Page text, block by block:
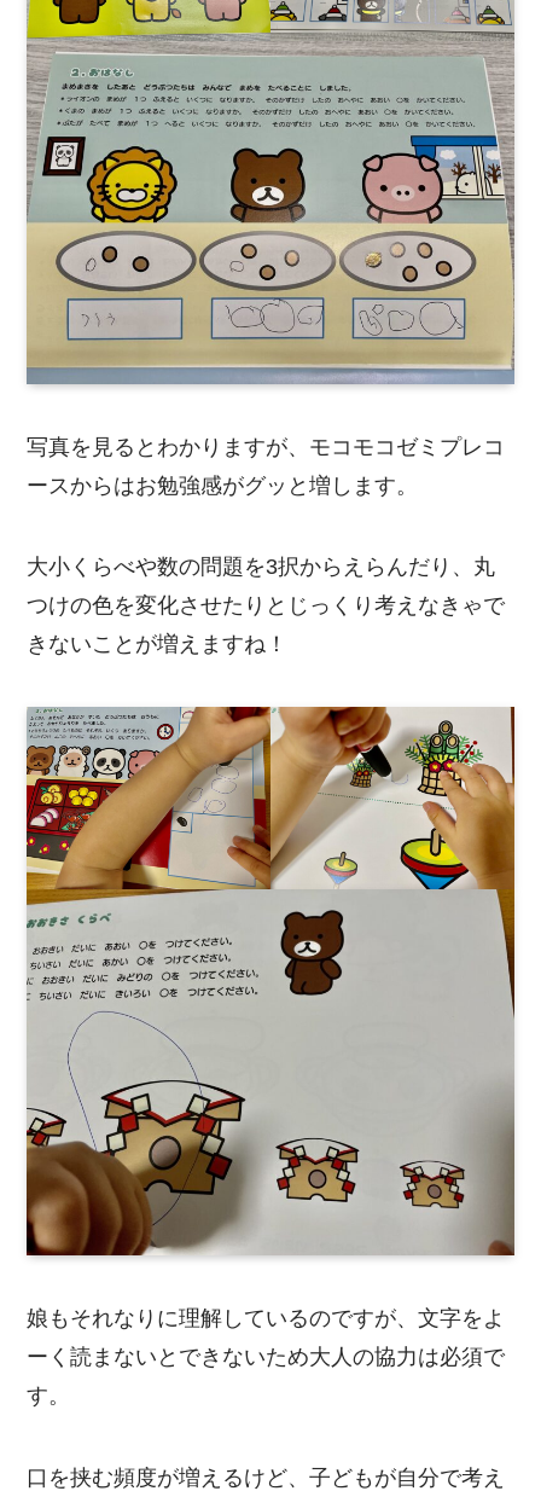
写真を見るとわかりますが、モコモコゼミプレコ
ースからはお勉強感がグッと増します。
大小くらべや数の問題を3択からえらんだり、丸
つけの色を変化させたりとじっくり考えなきゃで
きないことが増えますね！
娘もそれなりに理解しているのですが、文字をよ
ーく読まないとできないため大人の協力は必須で
す。
口を挟む頻度が増えるけど、子どもが自分で考え